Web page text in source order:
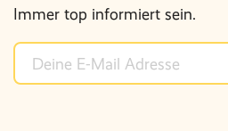
Immer top informiert sein.